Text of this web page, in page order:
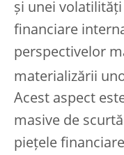
și unei
financiare
perspectivelor
materializării
Acest aspect
masive de
piețele